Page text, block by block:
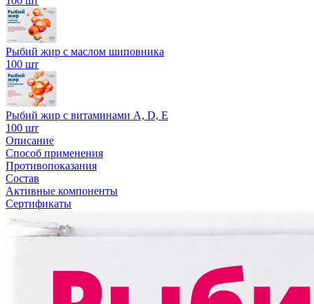
Рыбий жир с маслом шиповника
100 шт
Рыбий жир с витаминами А, D, Е
100 шт
Описание
Способ применения
Противопоказания
Состав
Активные компоненты
Сертификаты